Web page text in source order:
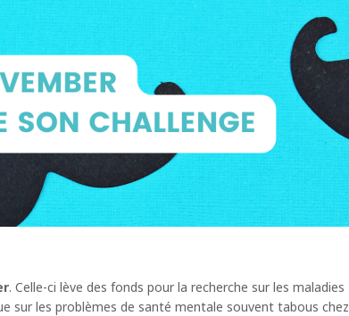
. Celle-ci lève des fonds pour la recherche sur les maladies
sur les problèmes de santé mentale souvent tabous chez